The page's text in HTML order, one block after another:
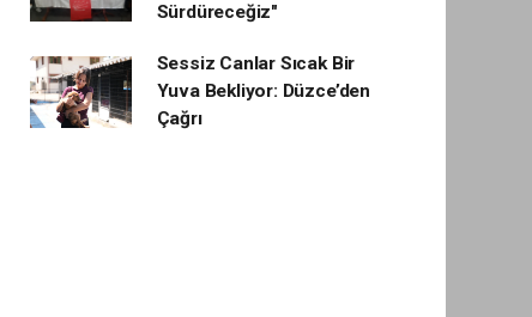
Sürdüreceğiz"
Sessiz Canlar Sıcak Bir
Yuva Bekliyor: Düzce’den
Çağrı